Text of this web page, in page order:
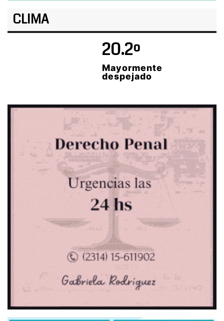
CLIMA
20.2º
Mayormente
despejado